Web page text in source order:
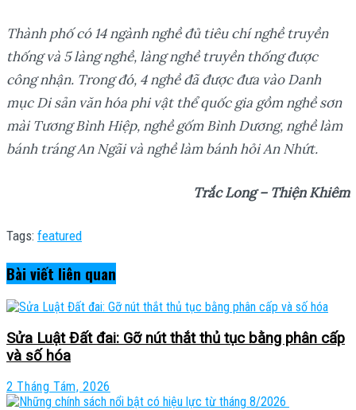
Thành phố có 14 ngành nghề đủ tiêu chí nghề truyền
thống và 5 làng nghề, làng nghề truyền thống được
công nhận. Trong đó, 4 nghề đã được đưa vào Danh
mục Di sản văn hóa phi vật thể quốc gia gồm nghề sơn
mài Tương Bình Hiệp, nghề gốm Bình Dương, nghề làm
bánh tráng An Ngãi và nghề làm bánh hỏi An Nhứt.
Trắc Long – Thiện Khiêm
Tags: featured
Bài viết liên quan
Sửa Luật Đất đai: Gỡ nút thắt thủ tục bằng phân cấp
và số hóa
2 Tháng Tám, 2026